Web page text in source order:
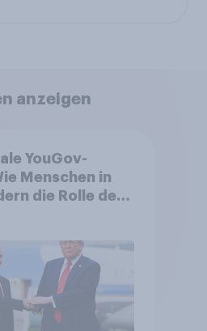
anzeigen
YouGov-
Menschen in
die Rolle der
und Bündnisse